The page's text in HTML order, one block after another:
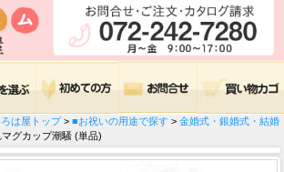
は屋トップ> ■お祝いの用途で探す > 金婚式・銀婚式・結婚
グカップ潮騒 (単品)